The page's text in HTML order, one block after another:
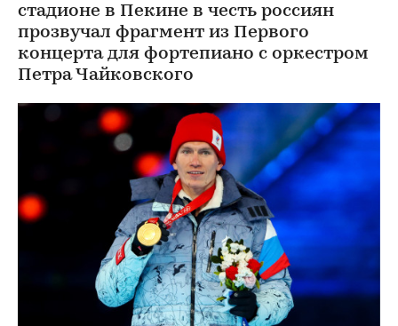
стадионе в Пекине в честь россиян
прозвучал фрагмент из Первого
концерта для фортепиано с оркестром
Петра Чайковского